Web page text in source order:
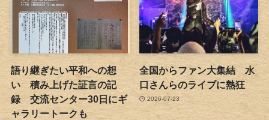
語り継ぎたい平和への想
い 積み上げた証言の記
録 交流センター30日にギ
ャラリートークも
全国からファン大集結 水
口さんらのライブに熱狂
2026-07-23